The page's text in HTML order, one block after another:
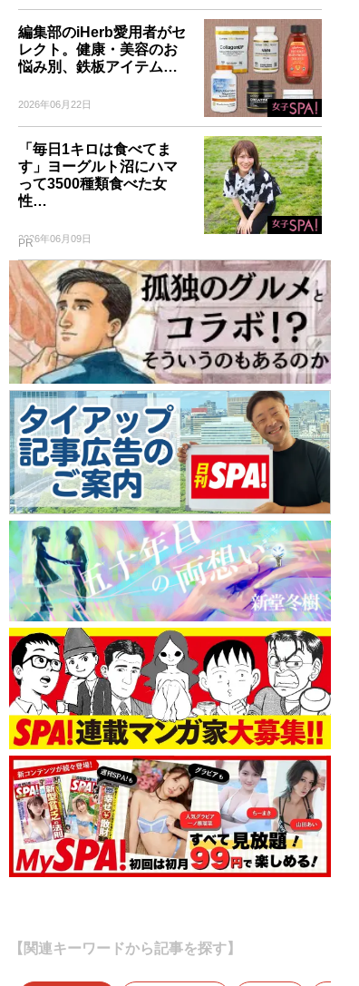
編集部のiHerb愛用者がセ
レクト。健康・美容のお
悩み別、鉄板アイテム…
2026年06月22日
「毎日1キロは食べてま
す」ヨーグルト沼にハマ
って3500種類食べた女
性…
2026年06月09日
PR
【関連キーワードから記事を探す】